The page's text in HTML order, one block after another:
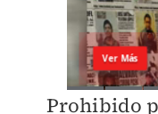
Prohibido